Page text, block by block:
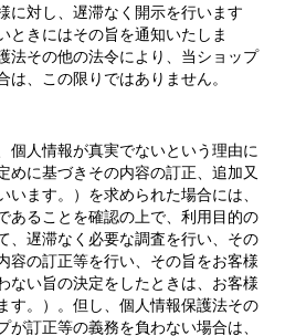
に対し、遅滞なく開示を行います
ときにはその旨を通知いたしま
法その他の法令により、当ショップ
、この限りではありません。
個人情報が真実でないという理由に
めに基づきその内容の訂正、追加又
います。）を求められた場合には、
あることを確認の上で、利用目的の
、遅滞なく必要な調査を行い、その
容の訂正等を行い、その旨をお客様
ない旨の決定をしたときは、お客様
す。）。但し、個人情報保護法その
が訂正等の義務を負わない場合は、